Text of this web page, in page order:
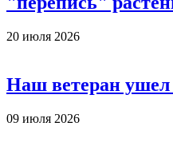
20 июля 2026
Наш ветеран ушел
09 июля 2026